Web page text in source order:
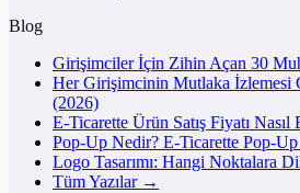
Blog
Girişimciler İçin Zihin Açan 30
Her Girişimcinin Mutlaka İzlemesi
(2026)
E-Ticarette Ürün Satış Fiyatı
Pop-Up Nedir? E-Ticarette Pop-Up
Logo Tasarımı: Hangi Noktalara
Tüm Yazılar →